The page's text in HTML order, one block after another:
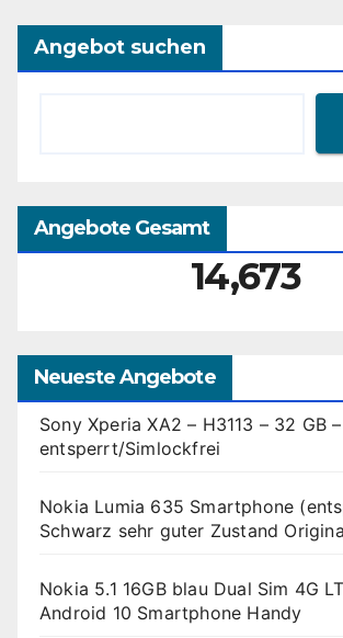
Angebot suchen
Angebote Gesamt
14,673
Neueste Angebote
Sony Xperia XA2 – H3113 – 32 GB
entsperrt/Simlockfrei
Nokia Lumia 635 Smartphone
Schwarz sehr guter Zustand
Nokia 5.1 16GB blau Dual Sim 4G
Android 10 Smartphone Handy